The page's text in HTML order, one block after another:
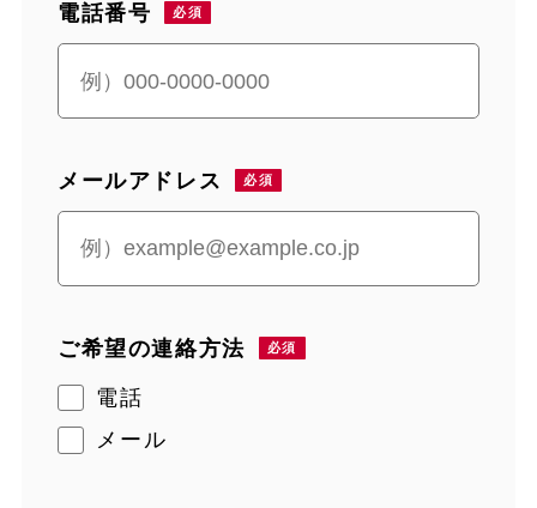
電話番号
メールアドレス
ご希望の連絡方法
電話
メール